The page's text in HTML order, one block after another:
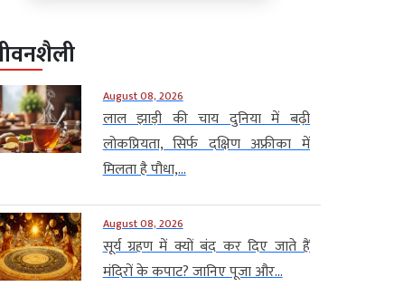
August 08, 2026
लाल झाड़ी की चाय दुनिया में बढ़ी
लोकप्रियता, सिर्फ दक्षिण अफ्रीका में
मिलता है पौधा,...
August 08, 2026
सूर्य ग्रहण में क्यों बंद कर दिए जाते हैं
मंदिरों के कपाट? जानिए पूजा और...